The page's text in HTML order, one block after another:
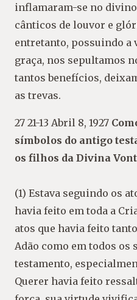
inflamaram-se no
cânticos de louvor e
entretanto, possuindo a
graça, nos sepultamos
tantos benefícios,
as trevas.
27 21-13 Abril 8, 1927
símbolos do antigo
os filhos da Divina
(1) Estava seguindo os
havia feito em toda a
atos que havia feito
Adão como em todos os
testamento,
Querer havia feito